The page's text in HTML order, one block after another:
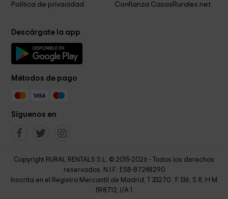
Política de privacidad Confianza CasasRurales.net
Descárgate la app
Métodos de pago
Síguenos en
Copyright RURAL RENTALS S.L. © 2015-2026 - Todos los derechos
reservados. N.I.F.: ESB-87248290
Inscrita en el Registro Mercantil de Madrid, T 33270 , F 136, S 8, H M
598712, I/A 1